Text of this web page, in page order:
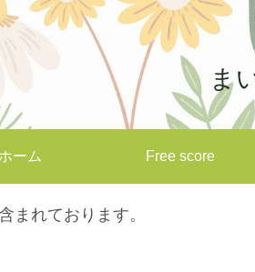
ま
ホーム Free score
まれております。